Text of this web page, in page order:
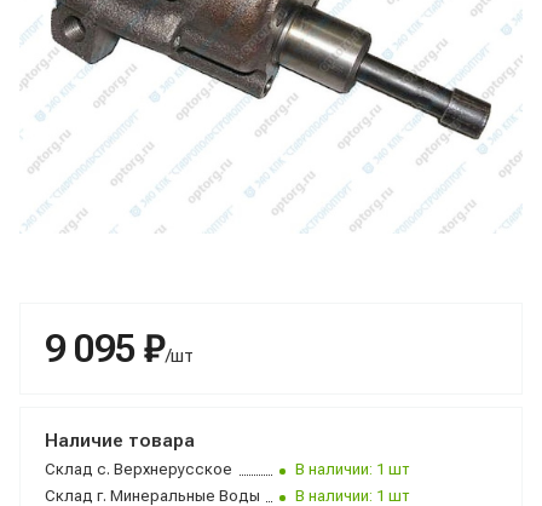
9 095 ₽/шт
Наличие товара
Склад с. Верхнерусское
В наличии: 1 шт
Склад г. Минеральные Воды В наличии: 1 шт